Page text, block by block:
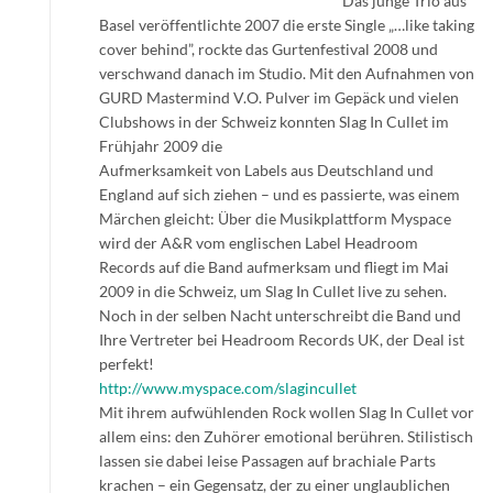
Basel veröffentlichte 2007 die erste Single „…like taking
cover behind”, rockte das Gurtenfestival 2008 und
verschwand danach im Studio. Mit den Aufnahmen von
GURD Mastermind V.O. Pulver im Gepäck und vielen
Clubshows in der Schweiz konnten Slag In Cullet im
Frühjahr 2009 die
Aufmerksamkeit von Labels aus Deutschland und
England auf sich ziehen – und es passierte, was einem
Märchen gleicht: Über die Musikplattform Myspace
wird der A&R vom englischen Label Headroom
Records auf die Band aufmerksam und fliegt im Mai
2009 in die Schweiz, um Slag In Cullet live zu sehen.
Noch in der selben Nacht unterschreibt die Band und
Ihre Vertreter bei Headroom Records UK, der Deal ist
perfekt!
http://www.myspace.com/slagincullet
Mit ihrem aufwühlenden Rock wollen Slag In Cullet vor
allem eins: den Zuhörer emotional berühren. Stilistisch
lassen sie dabei leise Passagen auf brachiale Parts
krachen – ein Gegensatz, der zu einer unglaublichen